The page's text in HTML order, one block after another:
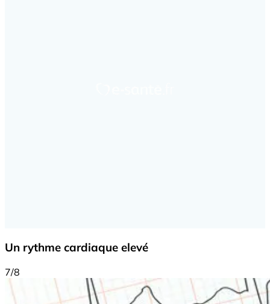
Un rythme cardiaque elevé
7/8